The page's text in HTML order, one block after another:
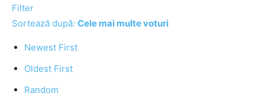
Filter
Sortează după: Cele mai multe voturi
Newest First
Oldest First
Random